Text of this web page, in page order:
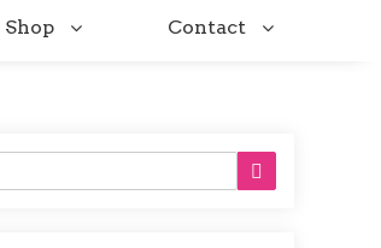
Shop Contact